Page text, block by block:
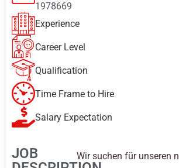
1978669
Experience
Career Level
Qualification
Time Frame to Hire
Salary Expectation
JOB
Wir suchen für unseren